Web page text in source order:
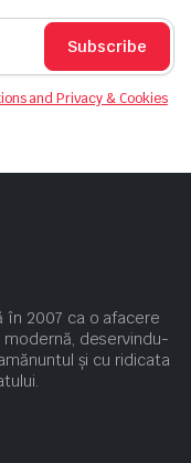
Subscribe
and Privacy & Cookies
în 2007 ca o afacere
deservindu-
și cu ridicata